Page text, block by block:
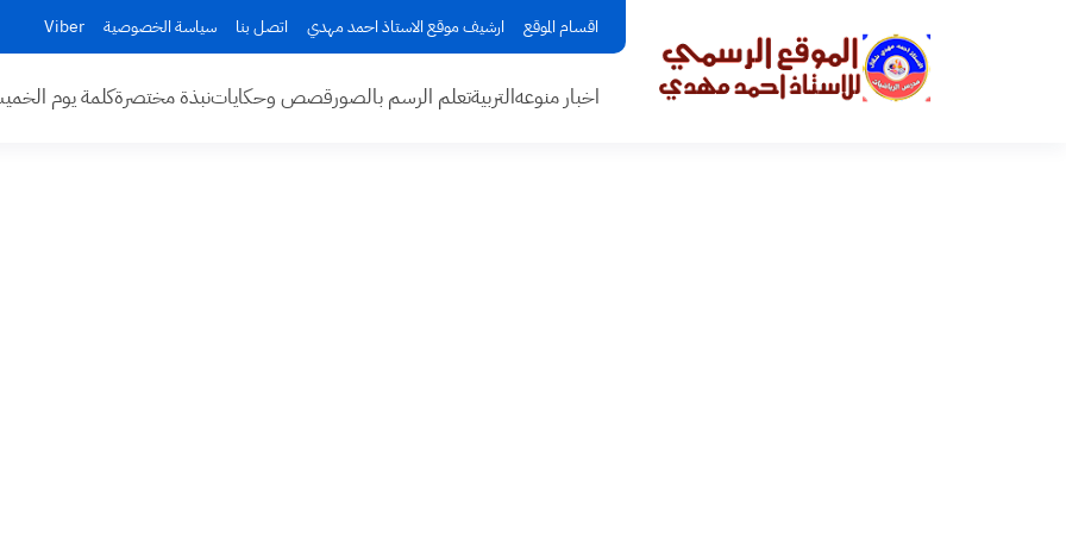
اقسام الموقع ارشيف موقع الاستاذ احمد مهدي اتصل بنا سياسة الخصوصية Viber
اخبار منوعهالتربيةتعلم الرسم بالصورقصص وحكاياتنبذة مختصرةكلمة يوم